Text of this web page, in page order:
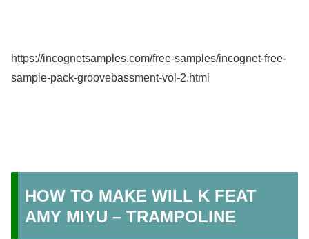
https://incognetsamples.com/free-samples/incognet-free-
sample-pack-groovebassment-vol-2.html
HOW TO MAKE WILL K FEAT
AMY MIYU – TRAMPOLINE